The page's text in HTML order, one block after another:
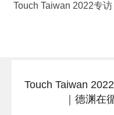
Touch Taiwan 2022专
Touch Taiwan
｜德渊在